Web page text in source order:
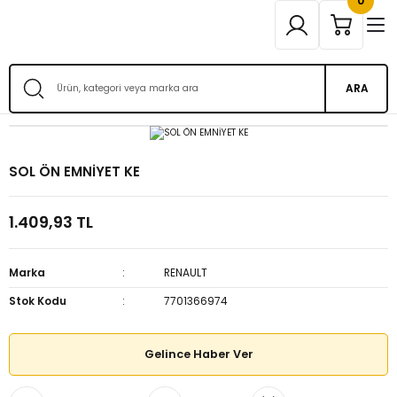
ARA
SOL ÖN EMNİYET KE
1.409,93 TL
Marka
RENAULT
Stok Kodu
7701366974
Gelince Haber Ver